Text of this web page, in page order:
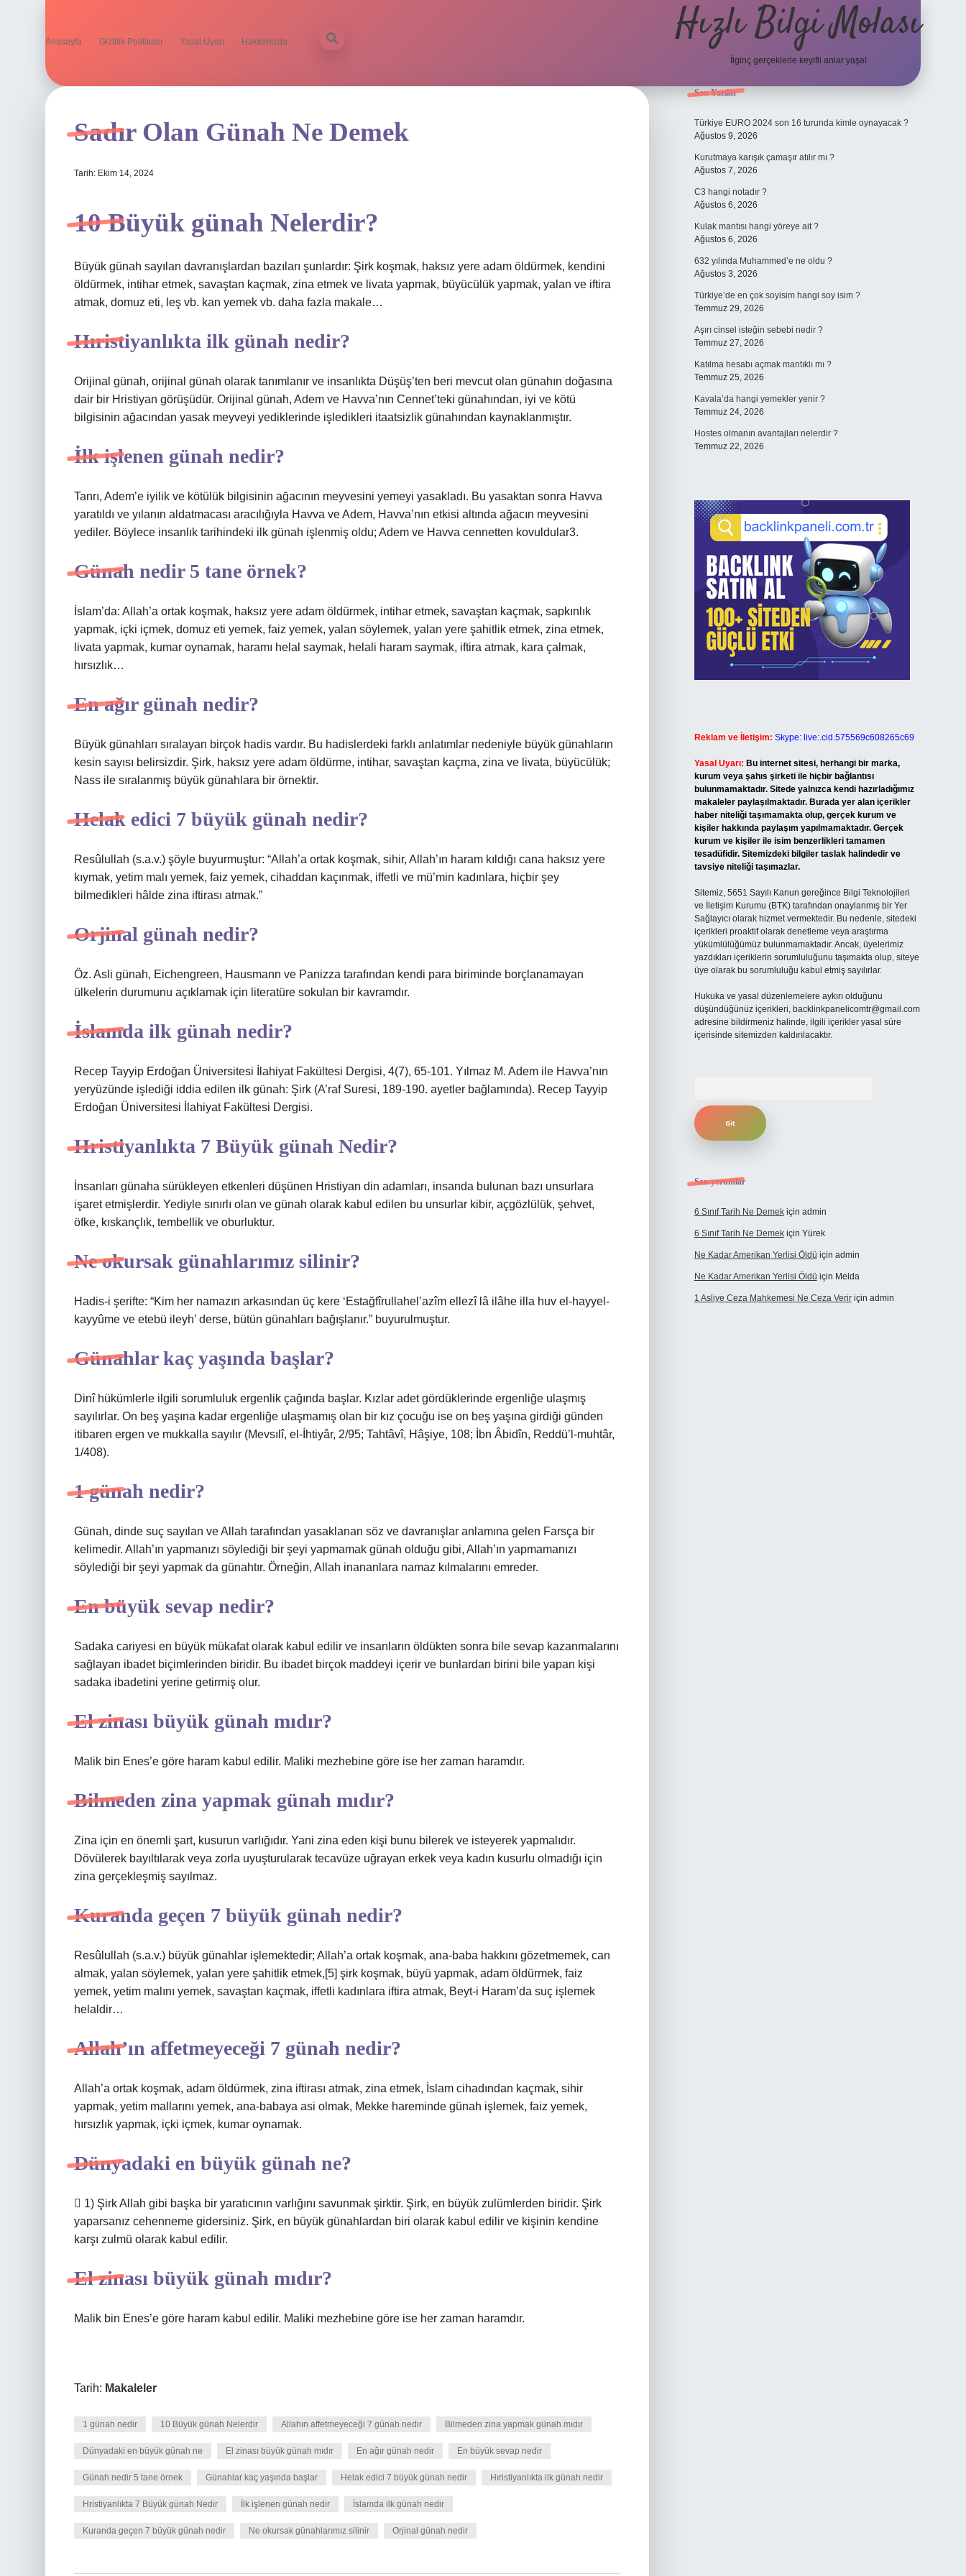
Anasayfa Gizlilik Politikası Yasal Uyarı Hakkımızda Hızlı Bilgi Molası
İlginç gerçeklerle keyifli anlar yaşa!
Sadır Olan Günah Ne Demek
Tarih: Ekim 14, 2024
10 Büyük günah Nelerdir?
Büyük günah sayılan davranışlardan bazıları şunlardır: Şirk koşmak, haksız yere adam öldürmek, kendini
öldürmek, intihar etmek, savaştan kaçmak, zina etmek ve livata yapmak, büyücülük yapmak, yalan ve iftira
atmak, domuz eti, leş vb. kan yemek vb. daha fazla makale…
Hıristiyanlıkta ilk günah nedir?
Orijinal günah, orijinal günah olarak tanımlanır ve insanlıkta Düşüş’ten beri mevcut olan günahın doğasına
dair bir Hristiyan görüşüdür. Orijinal günah, Adem ve Havva’nın Cennet’teki günahından, iyi ve kötü
bilgisinin ağacından yasak meyveyi yediklerinde işledikleri itaatsizlik günahından kaynaklanmıştır.
İlk işlenen günah nedir?
Tanrı, Adem’e iyilik ve kötülük bilgisinin ağacının meyvesini yemeyi yasakladı. Bu yasaktan sonra Havva
yaratıldı ve yılanın aldatmacası aracılığıyla Havva ve Adem, Havva’nın etkisi altında ağacın meyvesini
yediler. Böylece insanlık tarihindeki ilk günah işlenmiş oldu; Adem ve Havva cennetten kovuldular3.
Günah nedir 5 tane örnek?
İslam’da: Allah’a ortak koşmak, haksız yere adam öldürmek, intihar etmek, savaştan kaçmak, sapkınlık
yapmak, içki içmek, domuz eti yemek, faiz yemek, yalan söylemek, yalan yere şahitlik etmek, zina etmek,
livata yapmak, kumar oynamak, haramı helal saymak, helali haram saymak, iftira atmak, kara çalmak,
hırsızlık…
En ağır günah nedir?
Büyük günahları sıralayan birçok hadis vardır. Bu hadislerdeki farklı anlatımlar nedeniyle büyük günahların
kesin sayısı belirsizdir. Şirk, haksız yere adam öldürme, intihar, savaştan kaçma, zina ve livata, büyücülük;
Nass ile sıralanmış büyük günahlara bir örnektir.
Helak edici 7 büyük günah nedir?
Resûlullah (s.a.v.) şöyle buyurmuştur: “Allah’a ortak koşmak, sihir, Allah’ın haram kıldığı cana haksız yere
kıymak, yetim malı yemek, faiz yemek, cihaddan kaçınmak, iffetli ve mü’min kadınlara, hiçbir şey
bilmedikleri hâlde zina iftirası atmak.”
Orjinal günah nedir?
Öz. Asli günah, Eichengreen, Hausmann ve Panizza tarafından kendi para biriminde borçlanamayan
ülkelerin durumunu açıklamak için literatüre sokulan bir kavramdır.
İslamda ilk günah nedir?
Recep Tayyip Erdoğan Üniversitesi İlahiyat Fakültesi Dergisi, 4(7), 65-101. Yılmaz M. Adem ile Havva’nın
yeryüzünde işlediği iddia edilen ilk günah: Şirk (A’raf Suresi, 189-190. ayetler bağlamında). Recep Tayyip
Erdoğan Üniversitesi İlahiyat Fakültesi Dergisi.
Hristiyanlıkta 7 Büyük günah Nedir?
İnsanları günaha sürükleyen etkenleri düşünen Hristiyan din adamları, insanda bulunan bazı unsurlara
işaret etmişlerdir. Yediyle sınırlı olan ve günah olarak kabul edilen bu unsurlar kibir, açgözlülük, şehvet,
öfke, kıskançlık, tembellik ve oburluktur.
Ne okursak günahlarımız silinir?
Hadis-i şerifte: “Kim her namazın arkasından üç kere ‘Estağfîrullahel’azîm ellezî lâ ilâhe illa huv el-hayyel-
kayyûme ve etebü ileyh’ derse, bütün günahları bağışlanır.” buyurulmuştur.
Günahlar kaç yaşında başlar?
Dinî hükümlerle ilgili sorumluluk ergenlik çağında başlar. Kızlar adet gördüklerinde ergenliğe ulaşmış
sayılırlar. On beş yaşına kadar ergenliğe ulaşmamış olan bir kız çocuğu ise on beş yaşına girdiği günden
itibaren ergen ve mukkalla sayılır (Mevsılî, el-İhtiyâr, 2/95; Tahtâvî, Hâşiye, 108; İbn Âbidîn, Reddü’l-muhtâr,
1/408).
1 günah nedir?
Günah, dinde suç sayılan ve Allah tarafından yasaklanan söz ve davranışlar anlamına gelen Farsça bir
kelimedir. Allah’ın yapmanızı söylediği bir şeyi yapmamak günah olduğu gibi, Allah’ın yapmamanızı
söylediği bir şeyi yapmak da günahtır. Örneğin, Allah inananlara namaz kılmalarını emreder.
En büyük sevap nedir?
Sadaka cariyesi en büyük mükafat olarak kabul edilir ve insanların öldükten sonra bile sevap kazanmalarını
sağlayan ibadet biçimlerinden biridir. Bu ibadet birçok maddeyi içerir ve bunlardan birini bile yapan kişi
sadaka ibadetini yerine getirmiş olur.
El zinası büyük günah mıdır?
Malik bin Enes’e göre haram kabul edilir. Maliki mezhebine göre ise her zaman haramdır.
Bilmeden zina yapmak günah mıdır?
Zina için en önemli şart, kusurun varlığıdır. Yani zina eden kişi bunu bilerek ve isteyerek yapmalıdır.
Dövülerek bayıltılarak veya zorla uyuşturularak tecavüze uğrayan erkek veya kadın kusurlu olmadığı için
zina gerçekleşmiş sayılmaz.
Kuranda geçen 7 büyük günah nedir?
Resûlullah (s.a.v.) büyük günahlar işlemektedir; Allah’a ortak koşmak, ana-baba hakkını gözetmemek, can
almak, yalan söylemek, yalan yere şahitlik etmek,[5] şirk koşmak, büyü yapmak, adam öldürmek, faiz
yemek, yetim malını yemek, savaştan kaçmak, iffetli kadınlara iftira atmak, Beyt-i Haram’da suç işlemek
helaldir…
Allah’ın affetmeyeceği 7 günah nedir?
Allah’a ortak koşmak, adam öldürmek, zina iftirası atmak, zina etmek, İslam cihadından kaçmak, sihir
yapmak, yetim mallarını yemek, ana-babaya asi olmak, Mekke hareminde günah işlemek, faiz yemek,
hırsızlık yapmak, içki içmek, kumar oynamak.
Dünyadaki en büyük günah ne?
 1) Şirk Allah gibi başka bir yaratıcının varlığını savunmak şirktir. Şirk, en büyük zulümlerden biridir. Şirk
yaparsanız cehenneme gidersiniz. Şirk, en büyük günahlardan biri olarak kabul edilir ve kişinin kendine
karşı zulmü olarak kabul edilir.
El zinası büyük günah mıdır?
Malik bin Enes’e göre haram kabul edilir. Maliki mezhebine göre ise her zaman haramdır.
Tarih: Makaleler
1 günah nedir 10 Büyük günah Nelerdir Allahın affetmeyeceği 7 günah nedir Bilmeden zina yapmak günah mıdır
Dünyadaki en büyük günah ne El zinası büyük günah mıdır En ağır günah nedir En büyük sevap nedir
Günah nedir 5 tane örnek Günahlar kaç yaşında başlar Helak edici 7 büyük günah nedir Hıristiyanlıkta ilk günah nedir
Hristiyanlıkta 7 Büyük günah Nedir İlk işlenen günah nedir İslamda ilk günah nedir
Kuranda geçen 7 büyük günah nedir Ne okursak günahlarımız silinir Orjinal günah nedir
Sidebar
Son Yazılar
Türkiye EURO 2024 son 16 turunda kimle oynayacak ?
Ağustos 9, 2026
Kurutmaya karışık çamaşır atılır mı ?
Ağustos 7, 2026
C3 hangi notadır ?
Ağustos 6, 2026
Kulak mantısı hangi yöreye ait ?
Ağustos 6, 2026
632 yılında Muhammed’e ne oldu ?
Ağustos 3, 2026
Türkiye’de en çok soyisim hangi soy isim ?
Temmuz 29, 2026
Aşırı cinsel isteğin sebebi nedir ?
Temmuz 27, 2026
Katılma hesabı açmak mantıklı mı ?
Temmuz 25, 2026
Kavala’da hangi yemekler yenir ?
Temmuz 24, 2026
Hostes olmanın avantajları nelerdir ?
Temmuz 22, 2026
Reklam ve İletişim: Skype: live:.cid.575569c608265c69
Yasal Uyarı: Bu internet sitesi, herhangi bir marka,
kurum veya şahıs şirketi ile hiçbir bağlantısı
bulunmamaktadır. Sitede yalnızca kendi hazırladığımız
makaleler paylaşılmaktadır. Burada yer alan içerikler
haber niteliği taşımamakta olup, gerçek kurum ve
kişiler hakkında paylaşım yapılmamaktadır. Gerçek
kurum ve kişiler ile isim benzerlikleri tamamen
tesadüfidir. Sitemizdeki bilgiler taslak halindedir ve
tavsiye niteliği taşımazlar.
Sitemiz, 5651 Sayılı Kanun gereğince Bilgi Teknolojileri
ve İletişim Kurumu (BTK) tarafından onaylanmış bir Yer
Sağlayıcı olarak hizmet vermektedir. Bu nedenle, sitedeki
içerikleri proaktif olarak denetleme veya araştırma
yükümlülüğümüz bulunmamaktadır. Ancak, üyelerimiz
yazdıkları içeriklerin sorumluluğunu taşımakta olup, siteye
üye olarak bu sorumluluğu kabul etmiş sayılırlar.
Hukuka ve yasal düzenlemelere aykırı olduğunu
düşündüğünüz içerikleri, backlinkpanelicomtr@gmail.com
adresine bildirmeniz halinde, ilgili içerikler yasal süre
içerisinde sitemizden kaldırılacaktır.
Son yorumlar
6 Sınıf Tarih Ne Demekiçin admin
6 Sınıf Tarih Ne Demekiçin Yürek
Ne Kadar Amerikan Yerlisi Öldü için admin
Ne Kadar Amerikan Yerlisi Öldü için Melda
1 Asliye Ceza Mahkemesi Ne Ceza Veririçin admin